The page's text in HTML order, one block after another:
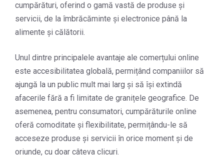
cumpărături, oferind o gamă vastă de produse și
servicii, de la îmbrăcăminte și electronice până la
alimente și călătorii.
Unul dintre principalele avantaje ale comerțului online
este accesibilitatea globală, permițând companiilor să
ajungă la un public mult mai larg și să își extindă
afacerile fără a fi limitate de granițele geografice. De
asemenea, pentru consumatori, cumpărăturile online
oferă comoditate și flexibilitate, permițându-le să
acceseze produse și servicii în orice moment și de
oriunde, cu doar câteva clicuri.